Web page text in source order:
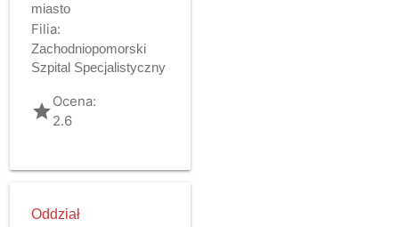
miasto
Filia:
Zachodniopomorski
Szpital Specjalistyczny
gradeOcena:
2.6
Oddział